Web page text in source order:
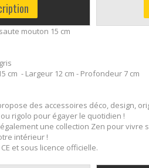
mouton 15 cm
cm - Largeur 12 cm - Profondeur 7 cm
des accessoires déco, design,
rigolo pour égayer le quotidien !
une collection Zen pour vivre
intérieur !
et sous licence officielle.